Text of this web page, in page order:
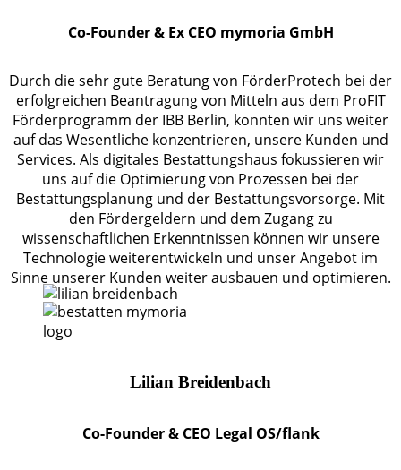
Co-Founder & Ex CEO mymoria GmbH
Durch die sehr gute Beratung von FörderProtech bei der
erfolgreichen Beantragung von Mitteln aus dem ProFIT
Förderprogramm der IBB Berlin, konnten wir uns weiter
auf das Wesentliche konzentrieren, unsere Kunden und
Services. Als digitales Bestattungshaus fokussieren wir
uns auf die Optimierung von Prozessen bei der
Bestattungsplanung und der Bestattungsvorsorge. Mit
den Fördergeldern und dem Zugang zu
wissenschaftlichen Erkenntnissen können wir unsere
Technologie weiterentwickeln und unser Angebot im
Sinne unserer Kunden weiter ausbauen und optimieren.
Lilian Breidenbach
Co-Founder & CEO Legal OS/flank